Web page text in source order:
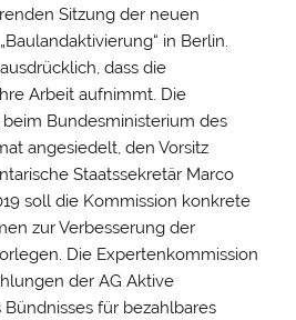
Sitzung der neuen
in Berlin.
dass die
Arbeit aufnimmt. Die
Bundesministerium des
angesiedelt, den Vorsitz
Staatssekretär Marco
soll die Kommission konkrete
zur Verbesserung der
Die Expertenkommission
der AG Aktive
für bezahlbares